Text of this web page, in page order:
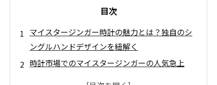
目次
マイスタージンガー時計の魅力とは？独自のシ
ングルハンドデザインを紐解く
時計市場でのマイスタージンガーの人気急上